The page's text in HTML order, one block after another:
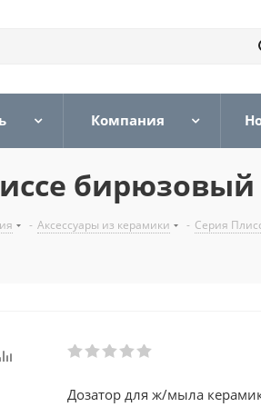
Компания
бирюзовый
- Аксессуары из керамики - Серия
Дозатор для ж/мыла